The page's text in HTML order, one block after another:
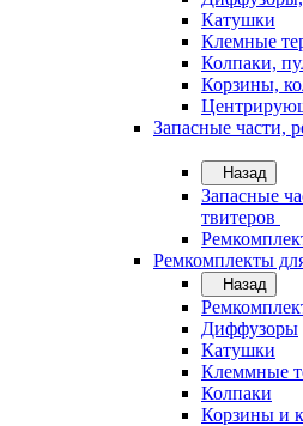
Катушки
Клемные
Колпаки,
Корзины,
Запасные части,
Назад
Запасные
твитеров
Ремкомплекты
Назад
Диффузоры
Катушки
Клеммные
Колпаки
Корзины и